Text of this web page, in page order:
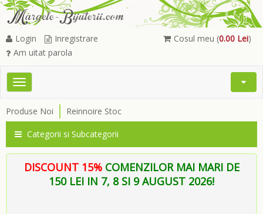
Cosul meu (0.00 Lei)
Login
Inregistrare
Am uitat parola
Toggle
Open
Produse Noi Reinnoire Stoc
Categorii si Subcategorii
DISCOUNT 15% COMENZILOR MAI MARI DE
150 LEI IN 7, 8 SI 9 AUGUST 2026!